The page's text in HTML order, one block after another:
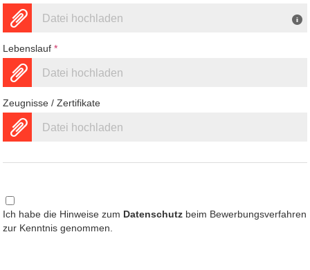
Datei hochladen
Lebenslauf*
Datei hochladen
Zeugnisse / Zertifikate
Datei hochladen
Ich habe die Hinweise zum Datenschutz beim Bewerbungsverfahren
zur Kenntnis genommen.